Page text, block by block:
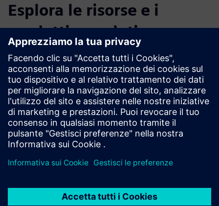
Esplora le risorse e i
prodotti correlati
Prerequisiti
Definizione degli obiettivi aziendali chiave da parte dell'alta
dirigenza
Accesso ai dati essenziali, come l'infrastruttura IT, gli asset
di dati e i controlli di sicurezza esistenti